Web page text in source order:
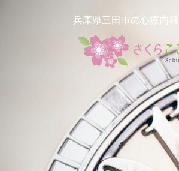
兵庫県三田市の心療内